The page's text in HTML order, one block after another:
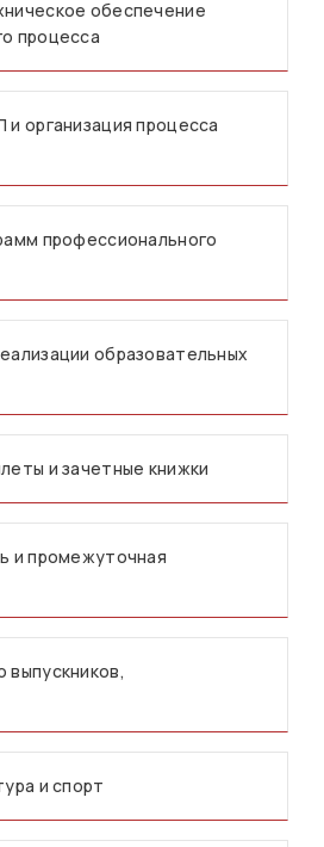
обеспечение
процесса
организация процесса
профессионального
образовательных
и зачетные книжки
и промежуточная
выпускников,
и спорт